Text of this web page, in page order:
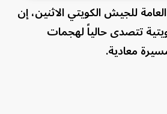
للجيش الكويتي الاثنين، إن
تتصدى حالياً لهجمات
معادية.